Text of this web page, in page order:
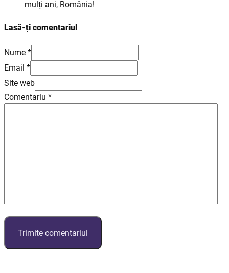
mulți ani, România!
Lasă-ți comentariul
Nume *
Email *
Site web
Comentariu *